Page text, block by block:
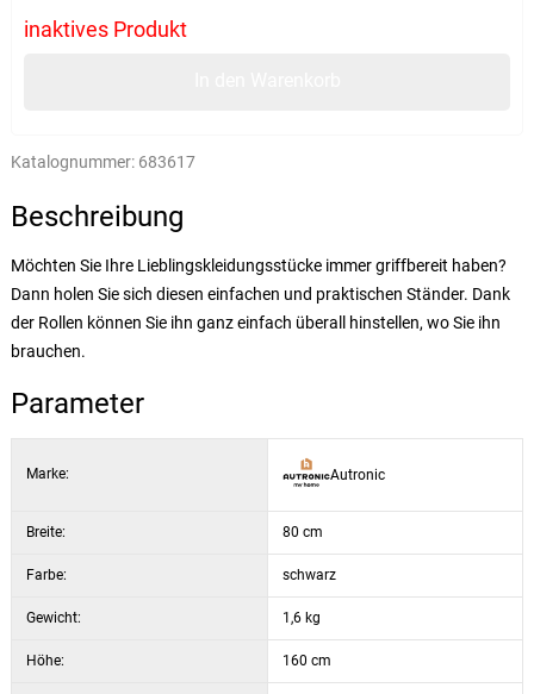
inaktives Produkt
Katalognummer: 683617
Beschreibung
Möchten Sie Ihre Lieblingskleidungsstücke immer griffbereit haben?
Dann holen Sie sich diesen einfachen und praktischen Ständer. Dank
der Rollen können Sie ihn ganz einfach überall hinstellen, wo Sie ihn
brauchen.
Parameter
Marke: Autronic
Breite: 80 cm
Farbe: schwarz
Gewicht: 1,6 kg
Höhe: 160 cm